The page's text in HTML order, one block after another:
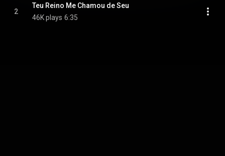
2
Teu Reino Me Chamou de Seu
46K plays 6:35